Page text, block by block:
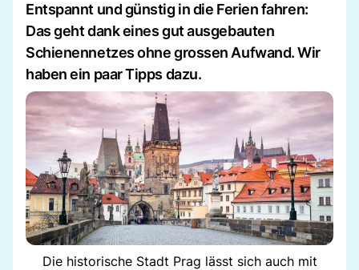
Entspannt und günstig in die Ferien fahren:
Das geht dank eines gut ausgebauten
Schienennetzes ohne grossen Aufwand. Wir
haben ein paar Tipps dazu.
Die historische Stadt Prag lässt sich auch mit